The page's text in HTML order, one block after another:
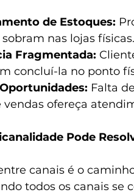
de Estoques:
nas lojas físicas.
Fragmentada:
concluí-la no ponto
Falta
vendas ofereça
Pode
canais é o
todos os canais se